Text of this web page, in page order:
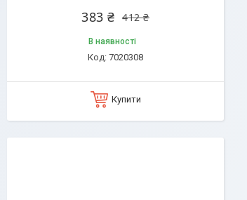
412 ₴
383 ₴
В наявності
7020308
Купити